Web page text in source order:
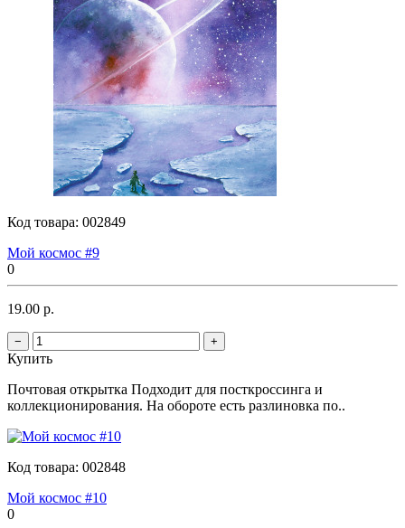
Код товара: 002849
Мой космос #9
0
19.00 р.
− +
Купить
Почтовая открытка Подходит для посткроссинга и
коллекционирования. На обороте есть разлиновка по..
Код товара: 002848
Мой космос #10
0